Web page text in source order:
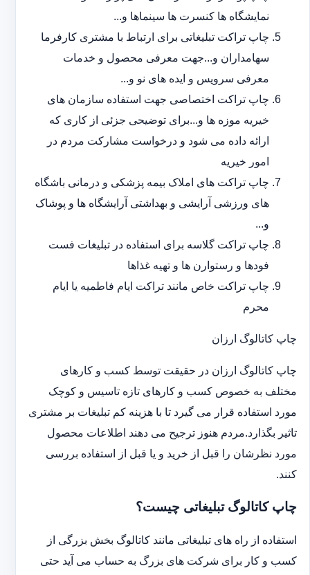
نمایشگاه ها کنسرت ها سینماها و...
چاپ تراکت تبلیغاتی برای ارتباط با مشتری کارفرما
سهامداران و...جهت معرفی محصول و خدمات
معرفی سرویس و ایده های نو و...
چاپ تراکت اختصاصی جهت استفاده سازمان های
خیریه موزه ها و...برای توضیحی جزئی از کاری که
ارائه داده می شود و درخواست مشارکت مردم در
امور خیریه
چاپ تراکت های املاک بیمه پزشکی و درمانی باشگاه
های ورزشی آرایشی و بهداشتی آرایشگاه ها و پوشاک
و...
چاپ تراکت گلاسه برای استفاده در تبلیغات فست
فودها و رستوارن ها و تهیه غذاها
چاپ تراکت خاص مانند تراکت ایام فاطمیه یا ایام
محرم
چاپ کاتالوگ ارزان
چاپ کاتالوگ ارزان در حقیقت توسط کسب و کارهای
مختلف به خصوص کسب و کارهای تازه تاسیس و کوچک
مورد استفاده قرار می گیرد تا با هزینه کم تبلیغات بر مشتری
تاثیر بگذارد.مردم هنوز ترجیح می دهند اطلاعات محصول
مورد نظرشان را قبل از خرید و یا قبل از استفاده بررسی
کنند.
چاپ کاتالوگ تبلیغاتی چیست؟
استفاده از راه های تبلیغاتی مانند کاتالوگ بخش بزرگی از
کسب و کار برای شرکت های بزرگ به حساب می آید حتی